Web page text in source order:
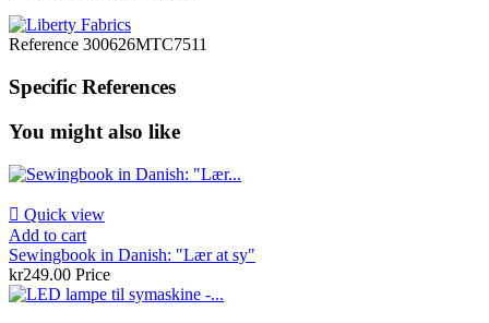
Reference 300626MTC7511
Specific References
You might also like
 Quick view
Add to cart
Sewingbook in Danish: "Lær at sy"
kr249.00 Price